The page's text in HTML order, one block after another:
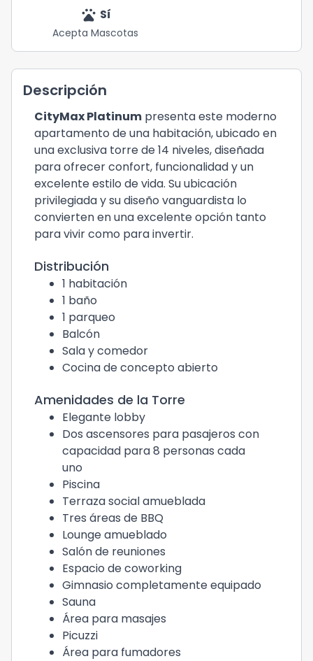
pets Sí
Acepta Mascotas
Descripción
CityMax Platinum presenta este moderno
apartamento de una habitación, ubicado en
una exclusiva torre de 14 niveles, diseñada
para ofrecer confort, funcionalidad y un
excelente estilo de vida. Su ubicación
privilegiada y su diseño vanguardista lo
convierten en una excelente opción tanto
para vivir como para invertir.
Distribución
1 habitación
1 baño
1 parqueo
Balcón
Sala y comedor
Cocina de concepto abierto
Amenidades de la Torre
Elegante lobby
Dos ascensores para pasajeros con
capacidad para 8 personas cada
uno
Piscina
Terraza social amueblada
Tres áreas de BBQ
Lounge amueblado
Salón de reuniones
Espacio de coworking
Gimnasio completamente equipado
Sauna
Área para masajes
Picuzzi
Área para fumadores